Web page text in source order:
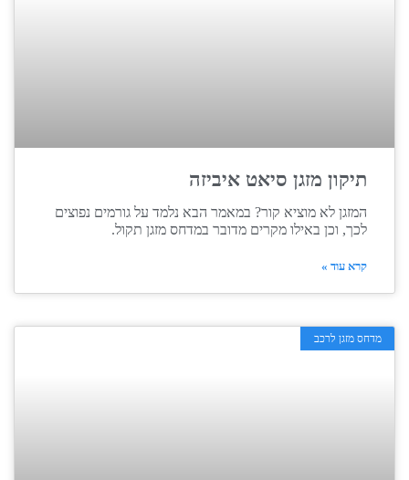
תיקון מזגן סיאט איביזה
המזגן לא מוציא קור? במאמר הבא נלמד על גורמים נפוצים
לכך, וכן באילו מקרים מדובר במדחס מזגן תקול.
קרא עוד »
מדחס מזגן לרכב